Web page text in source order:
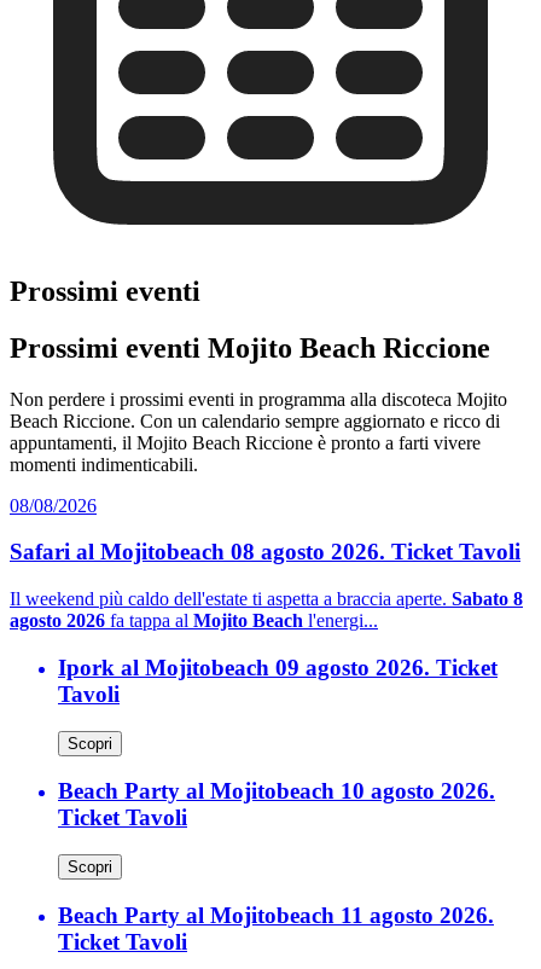
Prossimi eventi
Prossimi eventi Mojito Beach Riccione
Non perdere i prossimi eventi in programma alla discoteca Mojito
Beach Riccione. Con un calendario sempre aggiornato e ricco di
appuntamenti, il Mojito Beach Riccione è pronto a farti vivere
momenti indimenticabili.
08/08/2026
Safari al Mojitobeach 08 agosto 2026. Ticket Tavoli
Il weekend più caldo dell'estate ti aspetta a braccia aperte. Sabato 8
agosto 2026 fa tappa al Mojito Beach l'energi...
Ipork al Mojitobeach 09 agosto 2026. Ticket
Tavoli
Scopri
Beach Party al Mojitobeach 10 agosto 2026.
Ticket Tavoli
Scopri
Beach Party al Mojitobeach 11 agosto 2026.
Ticket Tavoli